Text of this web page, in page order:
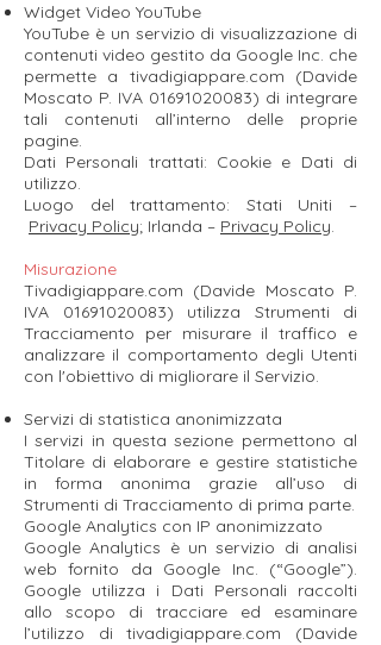
Widget Video YouTube
YouTube è un servizio di visualizzazione di
contenuti video gestito da Google Inc. che
permette a tivadigiappare.com (Davide
Moscato P. IVA 01691020083) di integrare
tali contenuti all’interno delle proprie
pagine.
Dati Personali trattati: Cookie e Dati di
utilizzo.
Luogo del trattamento: Stati Uniti –
Privacy Policy; Irlanda – Privacy Policy.
Misurazione
Tivadigiappare.com (Davide Moscato P.
IVA 01691020083) utilizza Strumenti di
Tracciamento per misurare il traffico e
analizzare il comportamento degli Utenti
con l'obiettivo di migliorare il Servizio.
Servizi di statistica anonimizzata
I servizi in questa sezione permettono al
Titolare di elaborare e gestire statistiche
in forma anonima grazie all’uso di
Strumenti di Tracciamento di prima parte.
Google Analytics con IP anonimizzato
Google Analytics è un servizio di analisi
web fornito da Google Inc. (“Google”).
Google utilizza i Dati Personali raccolti
allo scopo di tracciare ed esaminare
l’utilizzo di tivadigiappare.com (Davide